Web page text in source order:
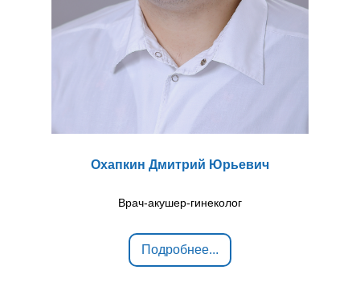
Охапкин Дмитрий Юрьевич
Врач-акушер-гинеколог
Подробнее...